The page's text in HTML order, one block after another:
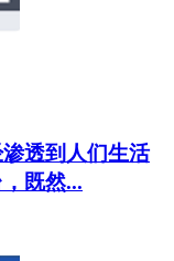
透到人们生活
既然...